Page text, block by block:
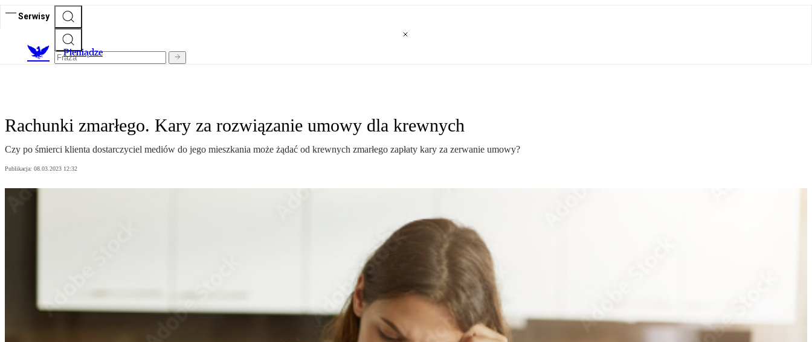
Serwisy
Pieniądze
Rachunki zmarłego. Kary za rozwiązanie umowy dla krewnych
Czy po śmierci klienta dostarczyciel mediów do jego mieszkania może żądać od krewnych zmarłego zapłaty kary za zerwanie umowy?
Publikacja: 08.03.2023 12:32